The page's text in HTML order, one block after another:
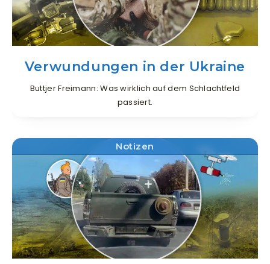
Verwundungen in der Ukraine
Buttjer Freimann: Was wirklich auf dem Schlachtfeld
passiert.
Notizen